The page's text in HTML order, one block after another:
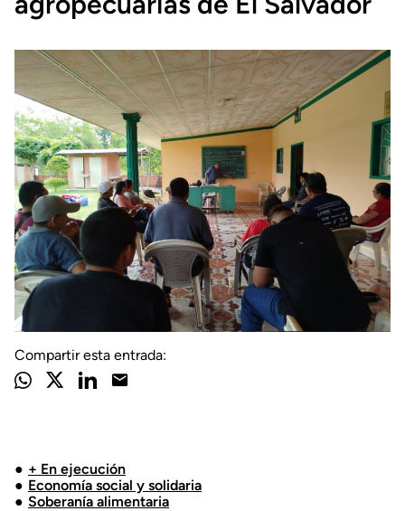
Compartir esta entrada:
+ En ejecución
Economía social y solidaria
Soberanía alimentaria